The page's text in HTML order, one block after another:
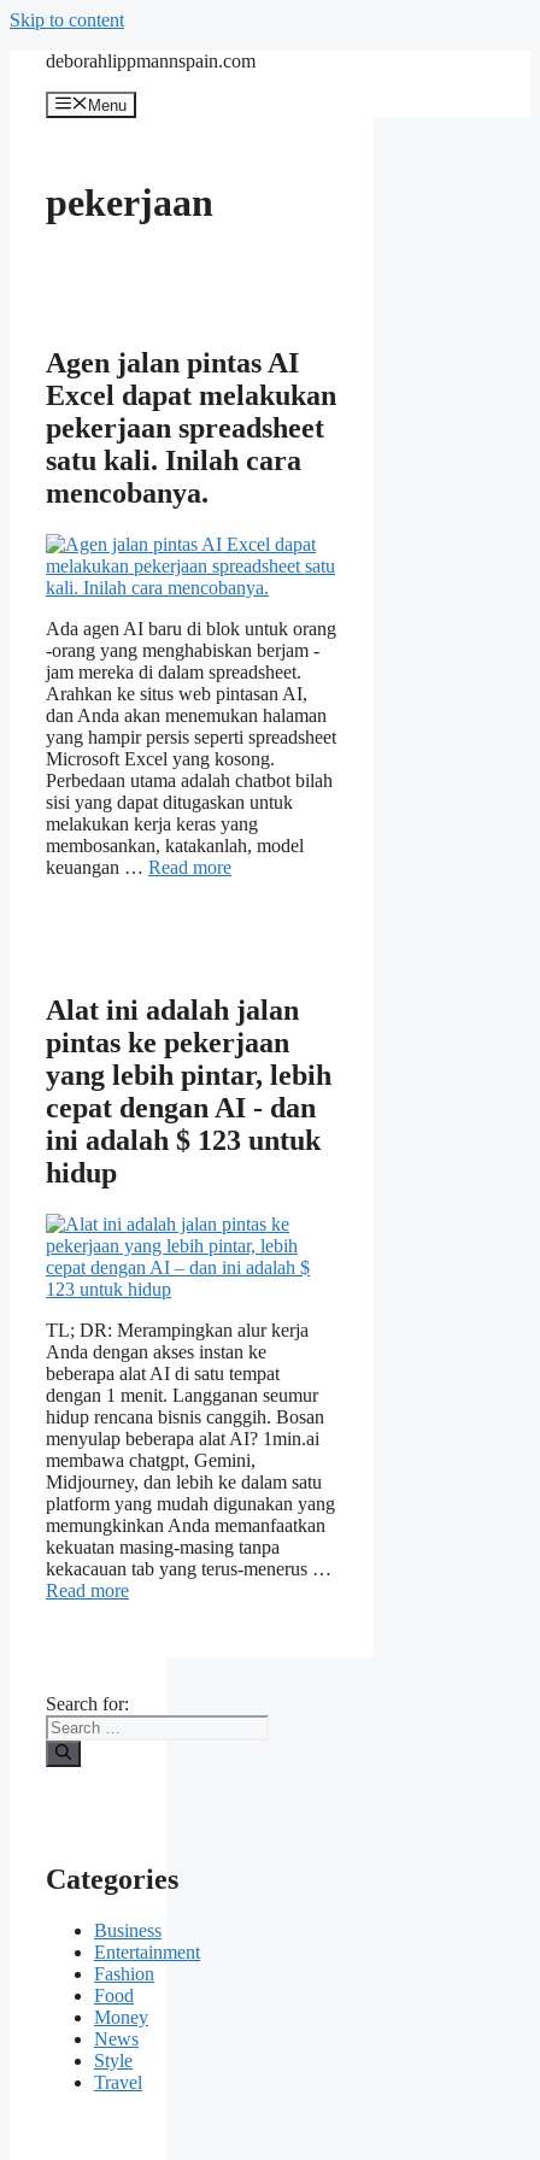
Skip to content
deborahlippmannspain.com
Menu
pekerjaan
Agen jalan pintas AI
Excel dapat melakukan
pekerjaan spreadsheet
satu kali. Inilah cara
mencobanya.
Ada agen AI baru di blok untuk orang
-orang yang menghabiskan berjam -
jam mereka di dalam spreadsheet.
Arahkan ke situs web pintasan AI,
dan Anda akan menemukan halaman
yang hampir persis seperti spreadsheet
Microsoft Excel yang kosong.
Perbedaan utama adalah chatbot bilah
sisi yang dapat ditugaskan untuk
melakukan kerja keras yang
membosankan, katakanlah, model
keuangan … Read more
Alat ini adalah jalan
pintas ke pekerjaan
yang lebih pintar, lebih
cepat dengan AI - dan
ini adalah $ 123 untuk
hidup
TL; DR: Merampingkan alur kerja
Anda dengan akses instan ke
beberapa alat AI di satu tempat
dengan 1 menit. Langganan seumur
hidup rencana bisnis canggih. Bosan
menyulap beberapa alat AI? 1min.ai
membawa chatgpt, Gemini,
Midjourney, dan lebih ke dalam satu
platform yang mudah digunakan yang
memungkinkan Anda memanfaatkan
kekuatan masing-masing tanpa
kekacauan tab yang terus-menerus …
Read more
Search for:
Categories
Business
Entertainment
Fashion
Food
Money
News
Style
Travel